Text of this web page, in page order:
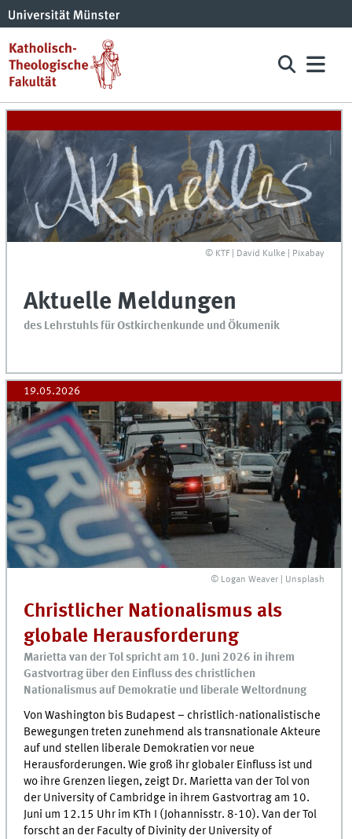
© KTF | David Kulke | Pixabay
Aktuelle Meldungen
des Lehrstuhls für Ostkirchenkunde und Ökumenik
19.05.2026
© Logan Weaver | Unsplash
Christlicher Nationalismus als
globale Herausforderung
Marietta van der Tol spricht am 10. Juni 2026 in ihrem
Gastvortrag über den Einfluss des christlichen
Nationalismus auf Demokratie und liberale Weltordnung
Von Washington bis Budapest – christlich-nationalistische
Bewegungen treten zunehmend als transnationale Akteure
auf und stellen liberale Demokratien vor neue
Herausforderungen. Wie groß ihr globaler Einfluss ist und
wo ihre Grenzen liegen, zeigt Dr. Marietta van der Tol von
der University of Cambridge in ihrem Gastvortrag am 10.
Juni um 12.15 Uhr im KTh I (Johannisstr. 8-10). Van der Tol
forscht an der Faculty of Divinity der University of